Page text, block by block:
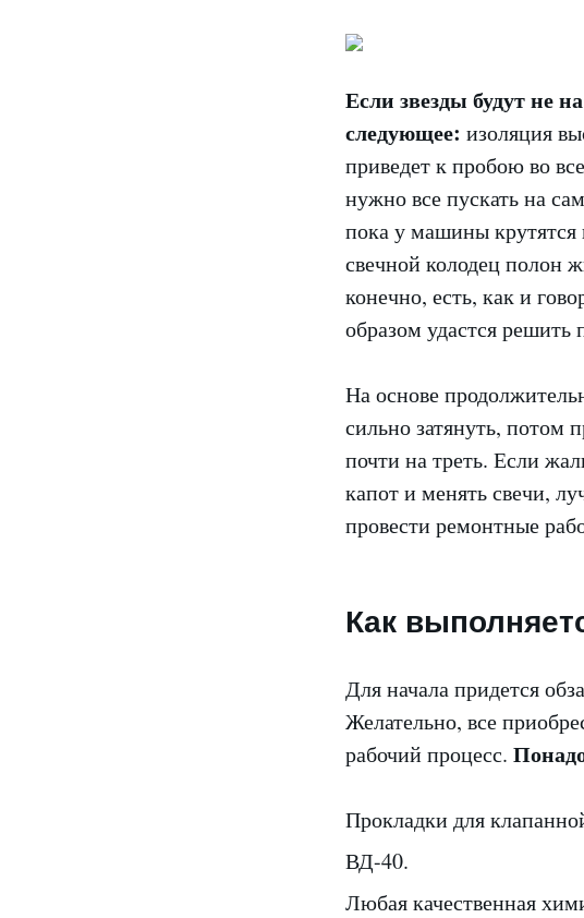
Если звезды будут не
следующее: изоляция
приведет к пробою во
нужно все пускать на
пока у машины крутятся
свечной колодец полон
конечно, есть, как и
образом удастся
На основе
сильно затянуть, потом
почти на треть. Если
капот и менять свечи,
провести ремонтные
Как
Для начала придется
Желательно, все
рабочий процесс.
Прокладки для
ВД-40.
Любая качественная